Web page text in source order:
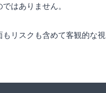
はありません。
リスクも含めて客観的な視